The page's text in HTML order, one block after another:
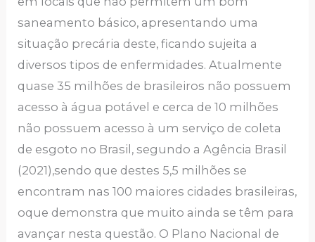
saneamento básico, apresentando uma
situação precária deste, ficando sujeita a
diversos tipos de enfermidades. Atualmente
quase 35 milhões de brasileiros não possuem
acesso à água potável e cerca de 10 milhões
não possuem acesso à um serviço de coleta
de esgoto no Brasil, segundo a Agência Brasil
(2021),sendo que destes 5,5 milhões se
encontram nas 100 maiores cidades brasileiras,
oque demonstra que muito ainda se têm para
avançar nesta questão. O Plano Nacional de